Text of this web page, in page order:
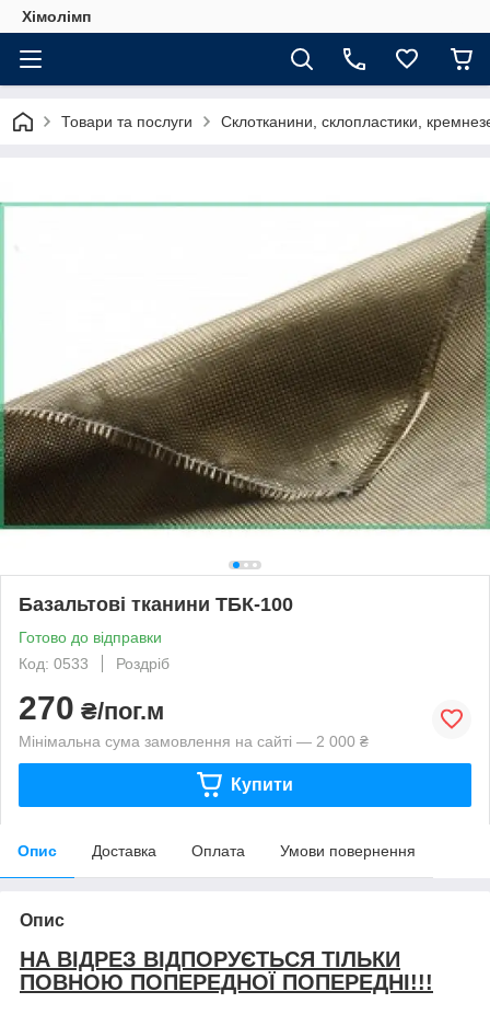
Хімолімп
Товари та послуги Склотканини, склопластики,
Базальтові тканини ТБК-100
Готово до відправки
Код: 0533
Роздріб
270 ₴/пог.м
Мінімальна сума замовлення на сайті — 2 000 ₴
Купити
Опис Доставка Оплата Умови повернення
Опис
НА ВІДРЕЗ ВІДПОРУЄТЬСЯ ТІЛЬКИ
ПОВНОЮ ПОПЕРЕДНОЇ ПОПЕРЕДНІ!!!